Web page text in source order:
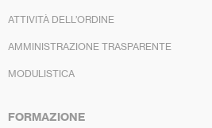
ATTIVITÀ DELL’ORDINE
AMMINISTRAZIONE TRASPARENTE
MODULISTICA
FORMAZIONE